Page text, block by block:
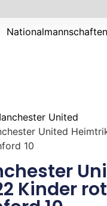
Nationalmannschaften
United
United
10
Kinder